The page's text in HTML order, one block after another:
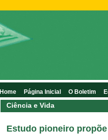
Ciência e Vida
Estudo pioneiro
Home Página Inicial O Boletim